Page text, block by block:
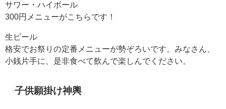
サワー・ハイボール
300円メニューがこちらです！
生ビール
格安でお祭りの定番メニューが勢ぞろいです。みなさん、
小銭片手に、是非食べて飲んで楽しんでください。
子供願掛け神輿